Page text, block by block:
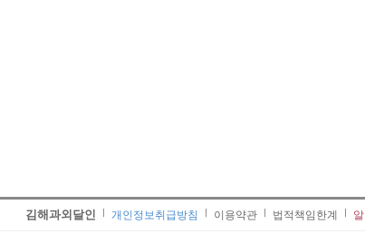
김해과외달인 개인정보취급방침 이용약관 법적책임한계